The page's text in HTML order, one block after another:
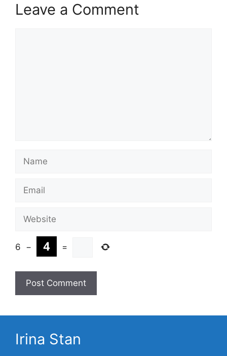
Leave a Comment
Name
Email
Website
6 − =
Irina Stan